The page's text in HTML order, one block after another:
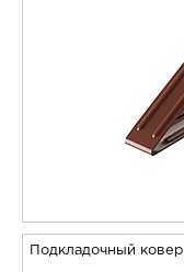
Подкладочный